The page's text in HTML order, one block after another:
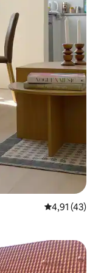
Průměrné
4,91 (43)